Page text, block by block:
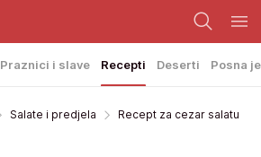
Praznici i slave Recepti Deserti Posna
Salate i predjela
Recept za cezar salatu